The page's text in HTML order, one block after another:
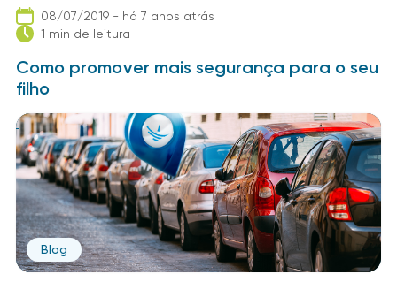
08/07/2019 - há 7 anos atrás
1 min de leitura
Como promover mais segurança para o seu
filho
Blog